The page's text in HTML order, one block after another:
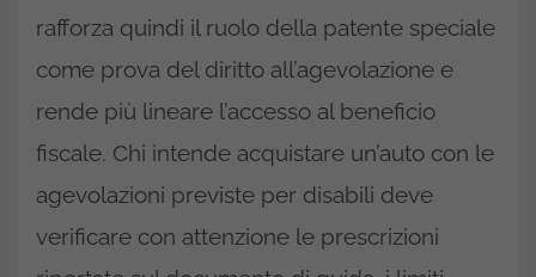
rafforza quindi il ruolo della patente speciale
come prova del diritto all’agevolazione e
rende più lineare l’accesso al beneficio
fiscale. Chi intende acquistare un’auto con le
agevolazioni previste per disabili deve
verificare con attenzione le prescrizioni